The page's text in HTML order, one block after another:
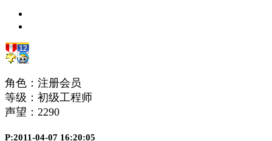
角色：注册会员
等级：初级工程师
声望： 2290
P:2011-04-07 16:20:05